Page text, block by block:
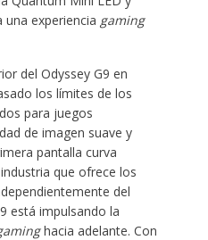
una experiencia gaming
del Odyssey G9 en
los límites de los
para juegos
de imagen suave y
pantalla curva
que ofrece los
del
está impulsando la
hacia adelante. Con